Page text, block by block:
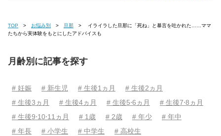
TOP お悩み別 旦那
たちから実体験をもとにしたアドバイスも
月齢別に記事を探す
# 妊娠 # 新生児 # 生後1ヵ月
# 生後2ヵ月
# 生後3ヵ月
# 生後4ヵ月 # 生後5⋅6ヵ月
# 生後7⋅8ヵ月
# 生後9⋅10⋅11ヵ月
# 1歳 # 2歳 # 年少
# 年中
# 年長
# 小学生 # 中学生 # 高校生